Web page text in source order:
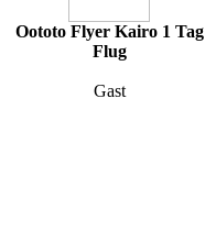
Oototo Flyer Kairo 1 Tag
Flug
Gast